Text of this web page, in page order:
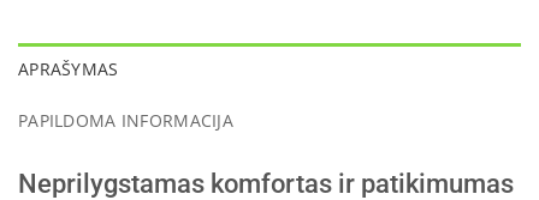
APRAŠYMAS
PAPILDOMA INFORMACIJA
Neprilygstamas komfortas ir patikimumas